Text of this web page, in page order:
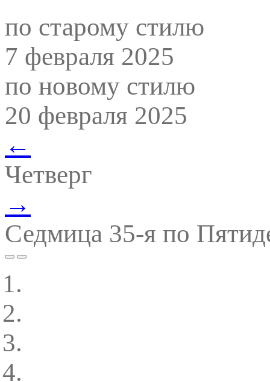
по старому стилю
7 февраля 2025
по новому стилю
20 февраля 2025
←
Четверг
→
Седмица 35-я по